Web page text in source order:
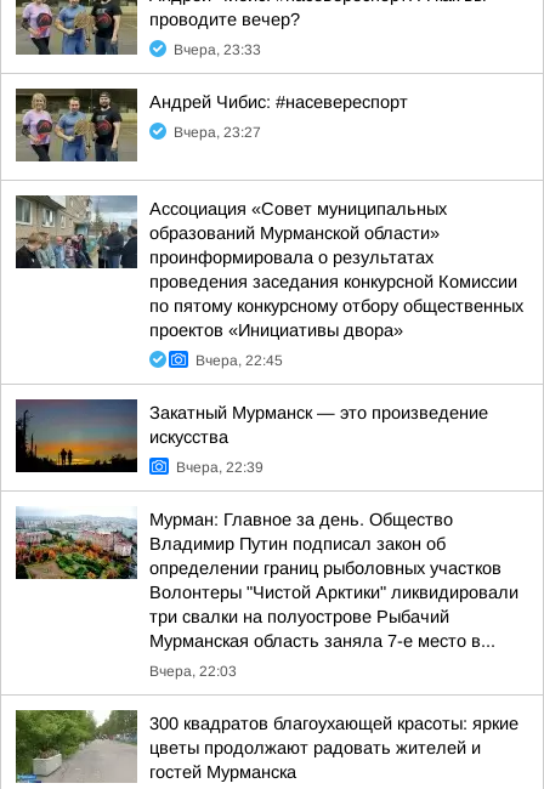
проводите вечер?
Вчера, 23:33
Андрей Чибис: #насевереспорт
Вчера, 23:27
Ассоциация «Совет муниципальных
образований Мурманской области»
проинформировала о результатах
проведения заседания конкурсной Комиссии
по пятому конкурсному отбору общественных
проектов «Инициативы двора»
Вчера, 22:45
Закатный Мурманск — это произведение
искусства
Вчера, 22:39
Мурман: Главное за день. Общество
Владимир Путин подписал закон об
определении границ рыболовных участков
Волонтеры "Чистой Арктики" ликвидировали
три свалки на полуострове Рыбачий
Мурманская область заняла 7-е место в...
Вчера, 22:03
300 квадратов благоухающей красоты: яркие
цветы продолжают радовать жителей и
гостей Мурманска